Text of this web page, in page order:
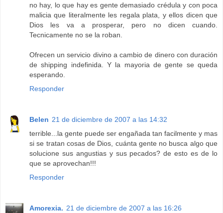
no hay, lo que hay es gente demasiado crédula y con poca
malicia que literalmente les regala plata, y ellos dicen que
Dios les va a prosperar, pero no dicen cuando.
Tecnicamente no se la roban.
Ofrecen un servicio divino a cambio de dinero con duración
de shipping indefinida. Y la mayoria de gente se queda
esperando.
Responder
Belen 21 de diciembre de 2007 a las 14:32
terrible...la gente puede ser engañada tan facilmente y mas
si se tratan cosas de Dios, cuánta gente no busca algo que
solucione sus angustias y sus pecados? de esto es de lo
que se aprovechan!!!
Responder
Amorexia. 21 de diciembre de 2007 a las 16:26